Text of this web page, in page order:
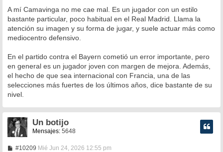
n
s
a
j
e
A mí Camavinga no me cae mal. Es un jugador con un estilo
bastante particular, poco habitual en el Real Madrid. Llama la
atención su imagen y su forma de jugar, y suele actuar más como
mediocentro defensivo.
En el partido contra el Bayern cometió un error importante, pero
en general es un jugador joven con margen de mejora. Además,
el hecho de que sea internacional con Francia, una de las
selecciones más fuertes de los últimos años, dice bastante de su
nivel.
Un botijo
Mensajes: 5648
#10209MMié Jun 24, 2026 12:55 pm